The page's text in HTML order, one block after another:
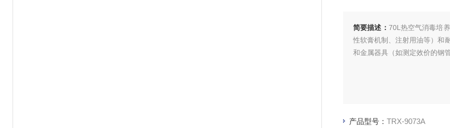
简要描述： 70L热空气消毒培
性软膏机制、注射用油等）和
和金属器具（如测定效价的钢
产品型号： TRX-9073A